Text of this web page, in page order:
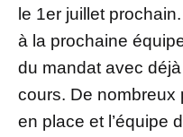
le 1er juillet
à la prochaine
du mandat avec
cours. De nombreux
en place et l’équipe